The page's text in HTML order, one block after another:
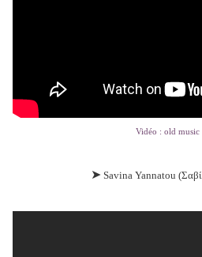
Vidéo : old music
➤ Savina Yannatou (